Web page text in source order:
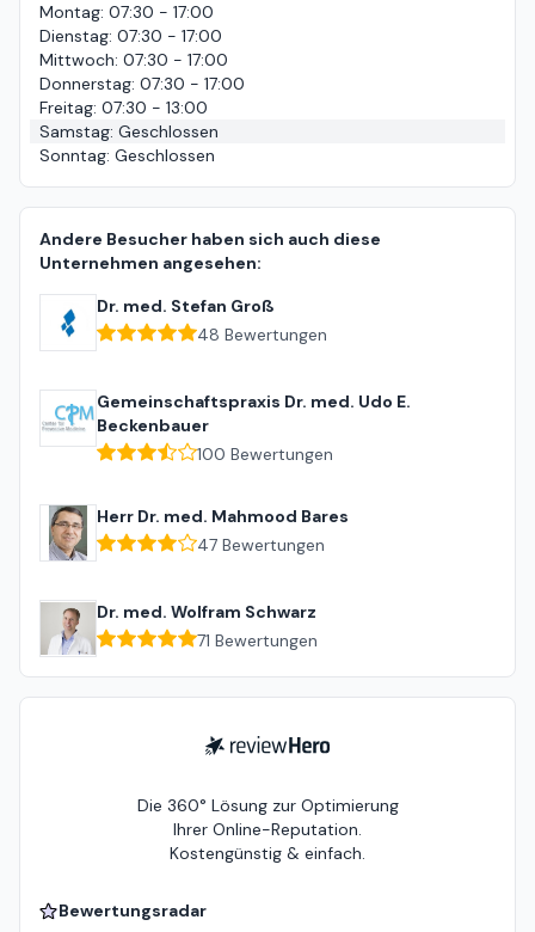
Montag: 07:30 - 17:00
Dienstag: 07:30 - 17:00
Mittwoch: 07:30 - 17:00
Donnerstag: 07:30 - 17:00
Freitag: 07:30 - 13:00
Samstag: Geschlossen
Sonntag: Geschlossen
Andere Besucher haben sich auch diese
Unternehmen angesehen:
Dr. med. Stefan Groß
48 Bewertungen
Gemeinschaftspraxis Dr. med. Udo E.
Beckenbauer
100 Bewertungen
Herr Dr. med. Mahmood Bares
47 Bewertungen
Dr. med. Wolfram Schwarz
71 Bewertungen
ReviewHero
Die 360° Lösung zur Optimierung
Ihrer Online-Reputation.
Kostengünstig & einfach.
Bewertungsradar